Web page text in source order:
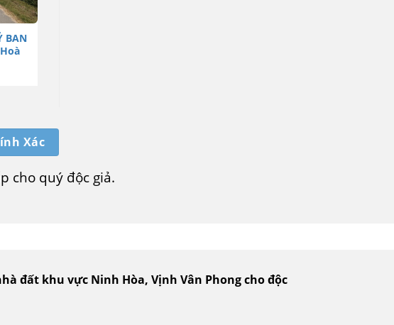
BAN
Xác
cho quý độc giả.
đất khu vực Ninh Hòa, Vịnh Vân Phong cho độc